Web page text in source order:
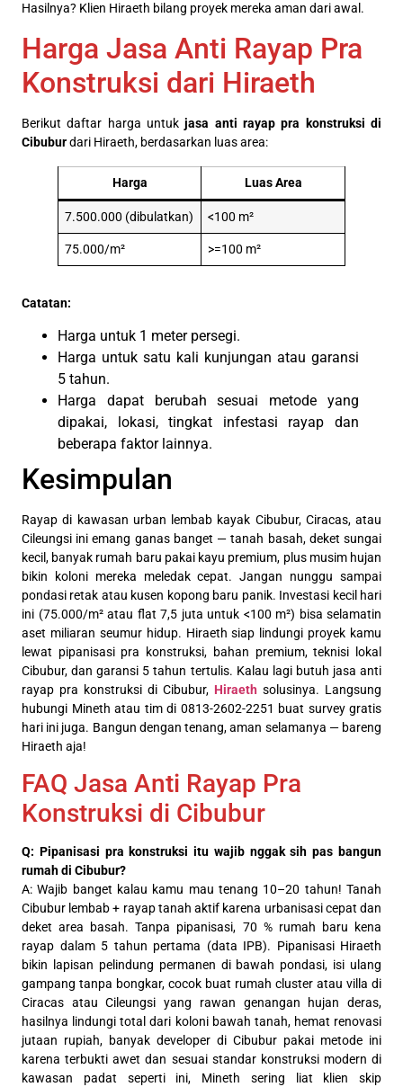
Hasilnya? Klien Hiraeth bilang proyek mereka aman dari awal.
Harga Jasa Anti Rayap Pra
Konstruksi dari Hiraeth
Berikut daftar harga untukjasa anti rayap pra konstruksi di
Cibuburdari Hiraeth, berdasarkan luas area:
Harga Luas Area
7.500.000 (dibulatkan) <100 m²
75.000/m² >=100 m²
Catatan:
Harga untuk 1 meter persegi.
Harga untuk satu kali kunjungan atau garansi
5 tahun.
Harga dapat berubah sesuai metode yang
dipakai, lokasi, tingkat infestasi rayap dan
beberapa faktor lainnya.
Kesimpulan
Rayap di kawasan urban lembab kayak Cibubur, Ciracas, atau
Cileungsi ini emang ganas banget — tanah basah, deket sungai
kecil, banyak rumah baru pakai kayu premium, plus musim hujan
bikin koloni mereka meledak cepat. Jangan nunggu sampai
pondasi retak atau kusen kopong baru panik. Investasi kecil hari
ini (75.000/m² atau flat 7,5 juta untuk <100 m²) bisa selamatin
aset miliaran seumur hidup. Hiraeth siap lindungi proyek kamu
lewat pipanisasi pra konstruksi, bahan premium, teknisi lokal
Cibubur, dan garansi 5 tahun tertulis. Kalau lagi butuh jasa anti
rayap pra konstruksi di Cibubur, Hiraeth solusinya. Langsung
hubungi Mineth atau tim di 0813-2602-2251 buat survey gratis
hari ini juga. Bangun dengan tenang, aman selamanya — bareng
Hiraeth aja!
FAQ Jasa Anti Rayap Pra
Konstruksi di Cibubur
Q: Pipanisasi pra konstruksi itu wajib nggak sih pas bangun
rumah di Cibubur?
A: Wajib banget kalau kamu mau tenang 10–20 tahun! Tanah
Cibubur lembab + rayap tanah aktif karena urbanisasi cepat dan
deket area basah. Tanpa pipanisasi, 70 % rumah baru kena
rayap dalam 5 tahun pertama (data IPB). Pipanisasi Hiraeth
bikin lapisan pelindung permanen di bawah pondasi, isi ulang
gampang tanpa bongkar, cocok buat rumah cluster atau villa di
Ciracas atau Cileungsi yang rawan genangan hujan deras,
hasilnya lindungi total dari koloni bawah tanah, hemat renovasi
jutaan rupiah, banyak developer di Cibubur pakai metode ini
karena terbukti awet dan sesuai standar konstruksi modern di
kawasan padat seperti ini, Mineth sering liat klien skip